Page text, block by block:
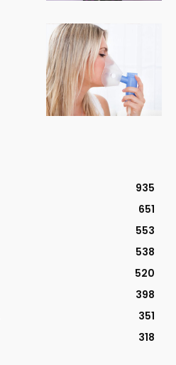
935
651
553
538
520
398
351
318